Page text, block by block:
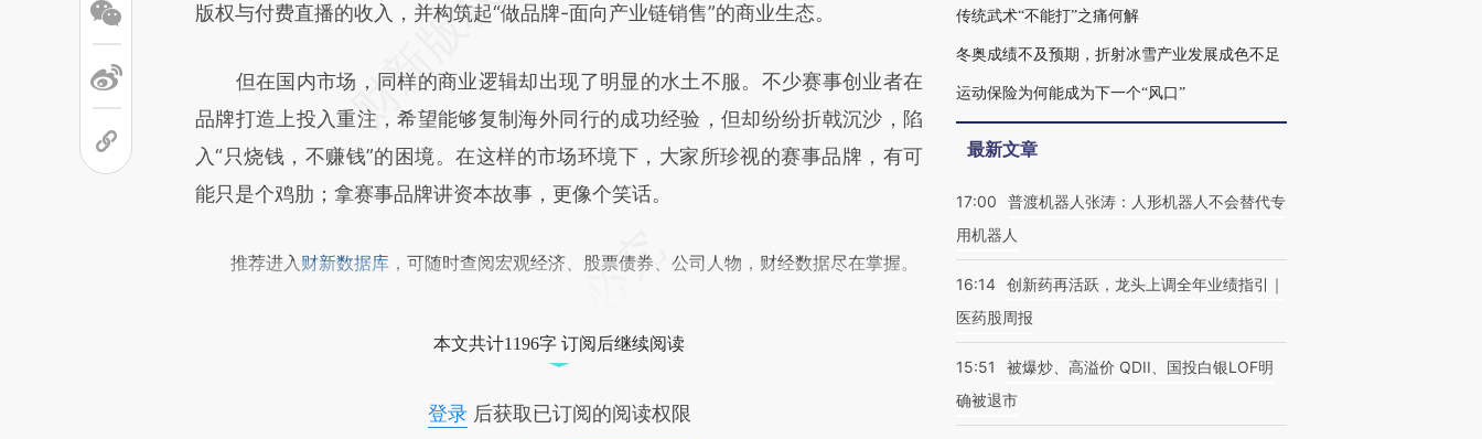
版权与付费直播的收入，并构筑起“做品牌-面向产业链销售”的商业生态。
但在国内市场，同样的商业逻辑却出现了明显的水土不服。不少赛事创业者在
品牌打造上投入重注，希望能够复制海外同行的成功经验，但却纷纷折戟沉沙，陷
入“只烧钱，不赚钱”的困境。在这样的市场环境下，大家所珍视的赛事品牌，有可
能只是个鸡肋；拿赛事品牌讲资本故事，更像个笑话。
推荐进入 财新数据库 ，可随时查阅宏观经济、股票债券、公司人物，财经数据尽在掌握。
本文共计1196字 订阅后继续阅读
登录后获取已订阅的阅读权限
传统武术“不能打”之痛何解
冬奥成绩不及预期，折射冰雪产业发展成色不足
运动保险为何能成为下一个“风口”
最新文章
17:00
普渡机器人张涛：人形机器人不会替代专
用机器人
16:14 创新药再活跃，龙头上调全年业绩指引｜
医药股周报
15:51
被爆炒、高溢价 QDII、国投白银LOF明
确被退市